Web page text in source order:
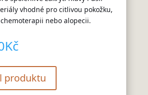
vhodné pro citlivou pokožku,
nebo alopecii.
Kč
produktu